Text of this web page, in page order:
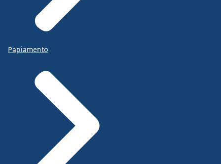
Papiamento